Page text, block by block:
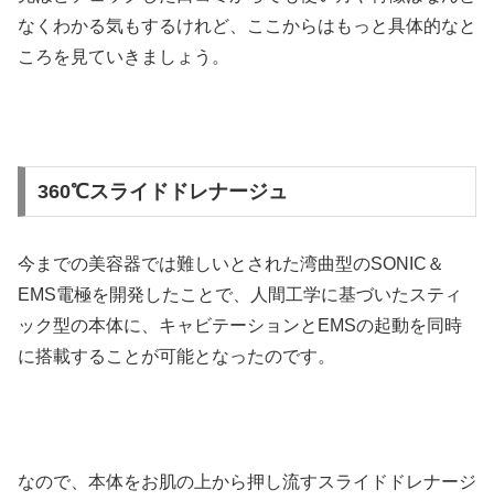
なくわかる気もするけれど、ここからはもっと具体的なと
ころを見ていきましょう。
360℃スライドドレナージュ
今までの美容器では難しいとされた湾曲型のSONIC＆
EMS電極を開発したことで、人間工学に基づいたスティ
ック型の本体に、キャビテーションとEMSの起動を同時
に搭載することが可能となったのです。
なので、本体をお肌の上から押し流すスライドドレナージ